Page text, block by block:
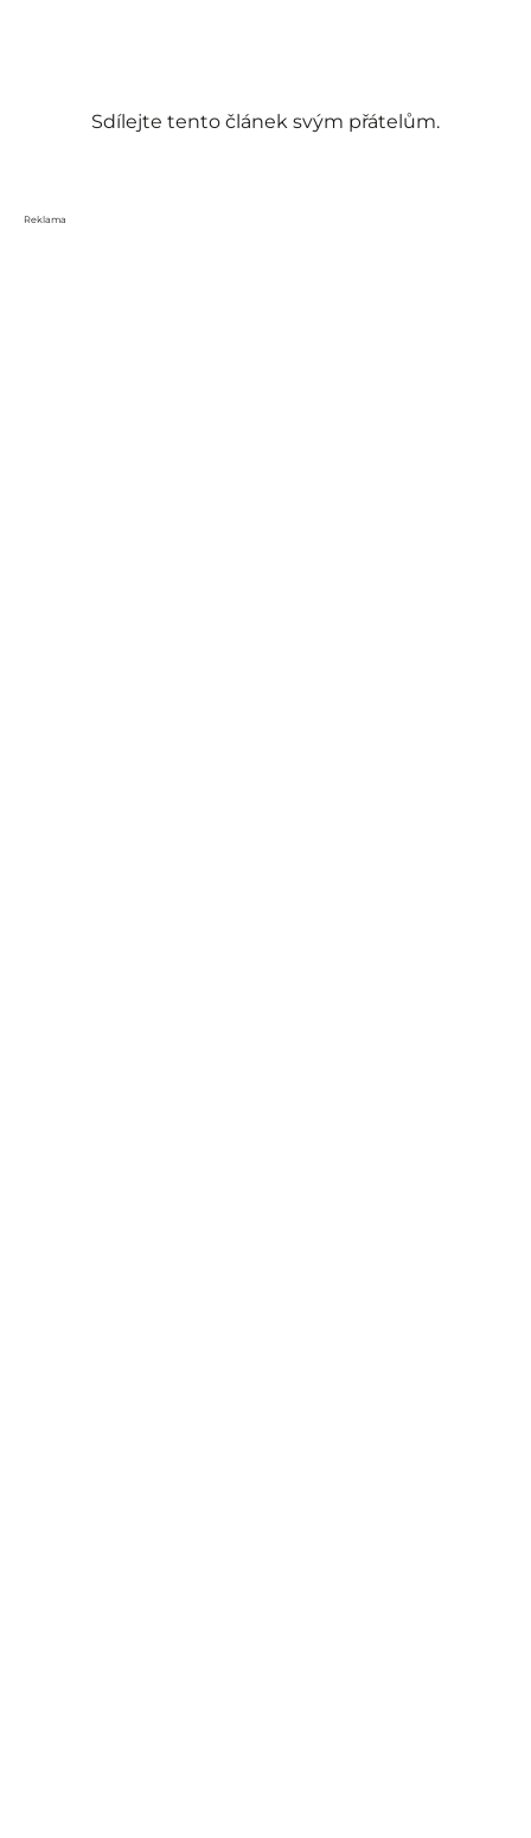
Sdílejte tento článek svým přátelům.
Reklama